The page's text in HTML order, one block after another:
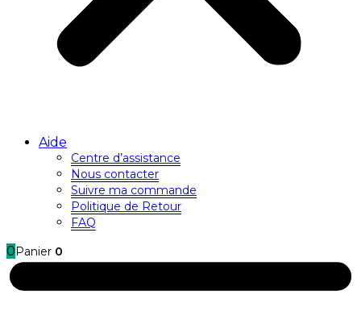
Aide
Centre d’assistance
Nous contacter
Suivre ma commande
Politique de Retour
FAQ
0 Panier 0